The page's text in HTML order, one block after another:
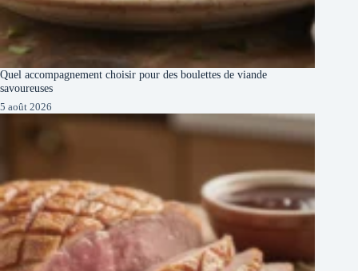
Quel accompagnement choisir pour des boulettes de viande
savoureuses
5 août 2026